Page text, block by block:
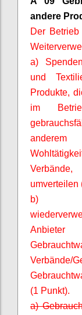
andere
Der
a)
und
Produkte,
im
umverteilen
b)
(1 Punkt).
a)